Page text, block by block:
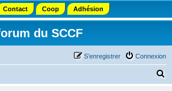
Contact Coop Adhésion
du SCCF
Connexion
S’enregistrer